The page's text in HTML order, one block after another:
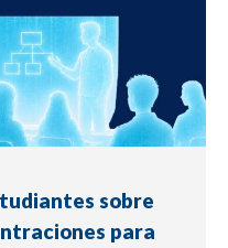
sobre
para